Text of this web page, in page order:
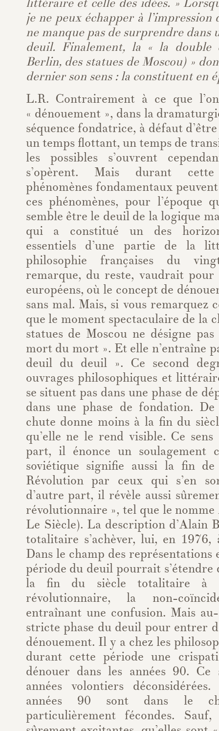
je ne peux échapper à l’impression
ne manque pas de surprendre dans
deuil. Finalement, la « la
Berlin, des statues de Moscou) »
dernier son sens : la constituent en
L.R. Contrairement à ce que
« dénouement », dans la
séquence fondatrice, à défaut
un temps flottant, un temps de
les possibles s’ouvrent
s’opèrent. Mais durant
phénomènes fondamentaux
ces phénomènes, pour l’époque
semble être le deuil de la logique
qui a constitué un des
essentiels d’une partie de la
philosophie françaises du
remarque, du reste, vaudrait pour
européens, où le concept de
sans mal. Mais, si vous remarquez
que le moment spectaculaire de la
statues de Moscou ne désigne
mort du mort ». Et elle n’entraîne
deuil du deuil ». Ce second
ouvrages philosophiques et
se situent pas dans une phase de
dans une phase de fondation.
chute donne moins à la fin du
qu’elle ne le rend visible. Ce sens
part, il énonce un soulagement
soviétique signifie aussi la fin
Révolution par ceux qui s’en
d’autre part, il révèle aussi
révolutionnaire », tel que le
Le Siècle). La description d’Alain
totalitaire s’achèver, lui, en
Dans le champ des représentations
période du deuil pourrait s’étendre
la fin du siècle totalitaire à
révolutionnaire, la non-
entraînant une confusion. Mais
stricte phase du deuil pour entrer
dénouement. Il y a chez les
durant cette période une
dénouer dans les années 90.
années volontiers
années 90 sont dans le
particulièrement fécondes.